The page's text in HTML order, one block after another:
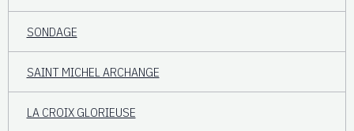
SONDAGE
SAINT MICHEL ARCHANGE
LA CROIX GLORIEUSE